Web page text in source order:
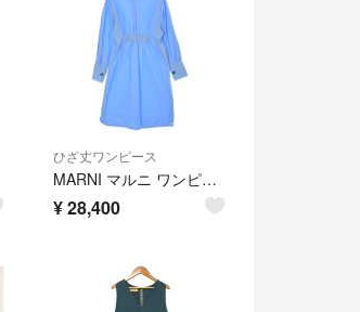
ひざ丈ワンピース
MARNI マルニ ワンピース M 青 【古着】【中古】【送料無料】
¥28,400